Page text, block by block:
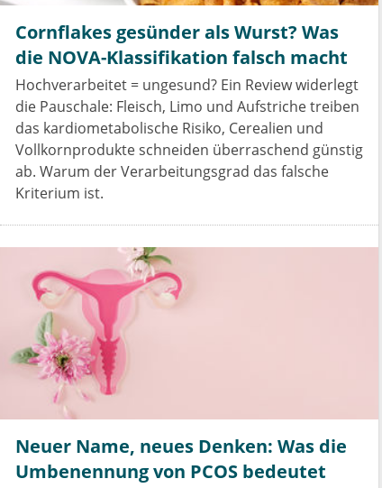
Cornflakes gesünder als Wurst? Was
die NOVA-Klassifikation falsch macht
Hochverarbeitet = ungesund? Ein Review widerlegt
die Pauschale: Fleisch, Limo und Aufstriche treiben
das kardiometabolische Risiko, Cerealien und
Vollkornprodukte schneiden überraschend günstig
ab. Warum der Verarbeitungsgrad das falsche
Kriterium ist.
Neuer Name, neues Denken: Was die
Umbenennung von PCOS bedeutet